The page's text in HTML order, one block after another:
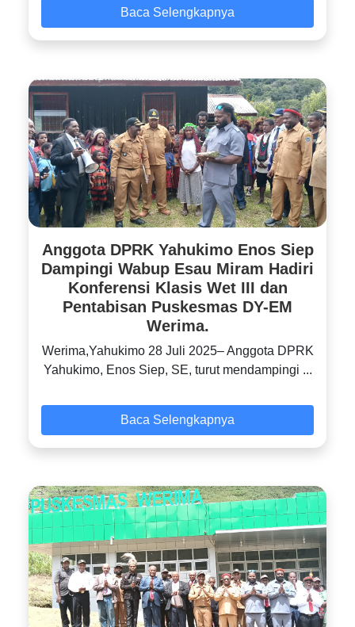
Baca Selengkapnya
Anggota DPRK Yahukimo Enos Siep
Dampingi Wabup Esau Miram Hadiri
Konferensi Klasis Wet III dan
Pentabisan Puskesmas DY-EM
Werima.
‎Werima,Yahukimo 28 Juli 2025– Anggota DPRK
Yahukimo, Enos Siep, SE, turut mendampingi ...
Baca Selengkapnya